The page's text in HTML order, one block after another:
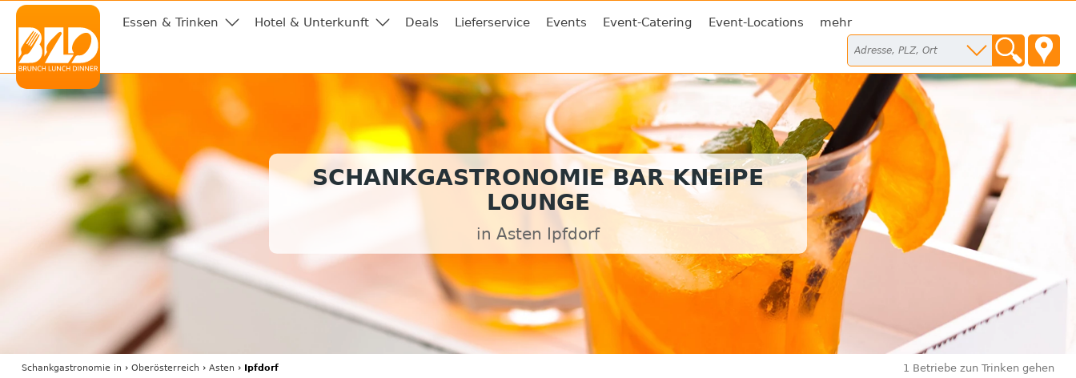
Essen & Trinken Hotel & Unterkunft Deals Lieferservice Events Event-Catering Event-Locations mehr
SCHANKGASTRONOMIE BAR KNEIPE
LOUNGE
in Asten Ipfdorf
Schankgastronomiein › Oberösterreich › Asten › Ipfdorf 1 Betriebe zun Trinken gehen